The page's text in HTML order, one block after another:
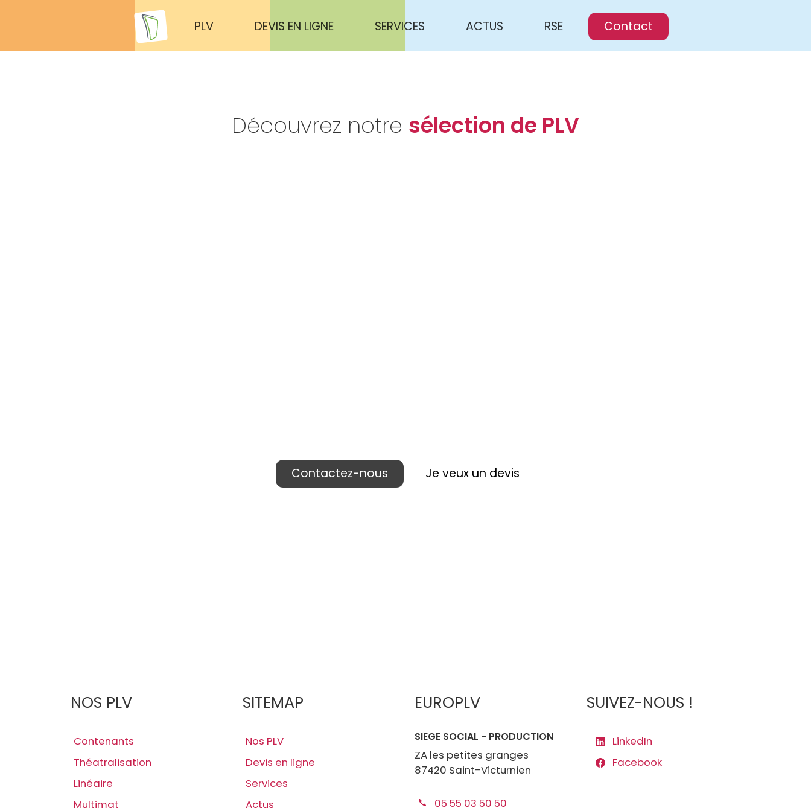
PLV DEVIS EN LIGNE SERVICES ACTUS RSE Contact
Découvrez notre sélection de PLV
Contactez-nous Je veux un devis
NOS PLV
Contenants
Théatralisation
Linéaire
Multimat
SITEMAP
Nos PLV
Devis en ligne
Services
Actus
EUROPLV
SIEGE SOCIAL - PRODUCTION
ZA les petites granges
87420 Saint-Victurnien
05 55 03 50 50
SUIVEZ-NOUS !
LinkedIn
Facebook